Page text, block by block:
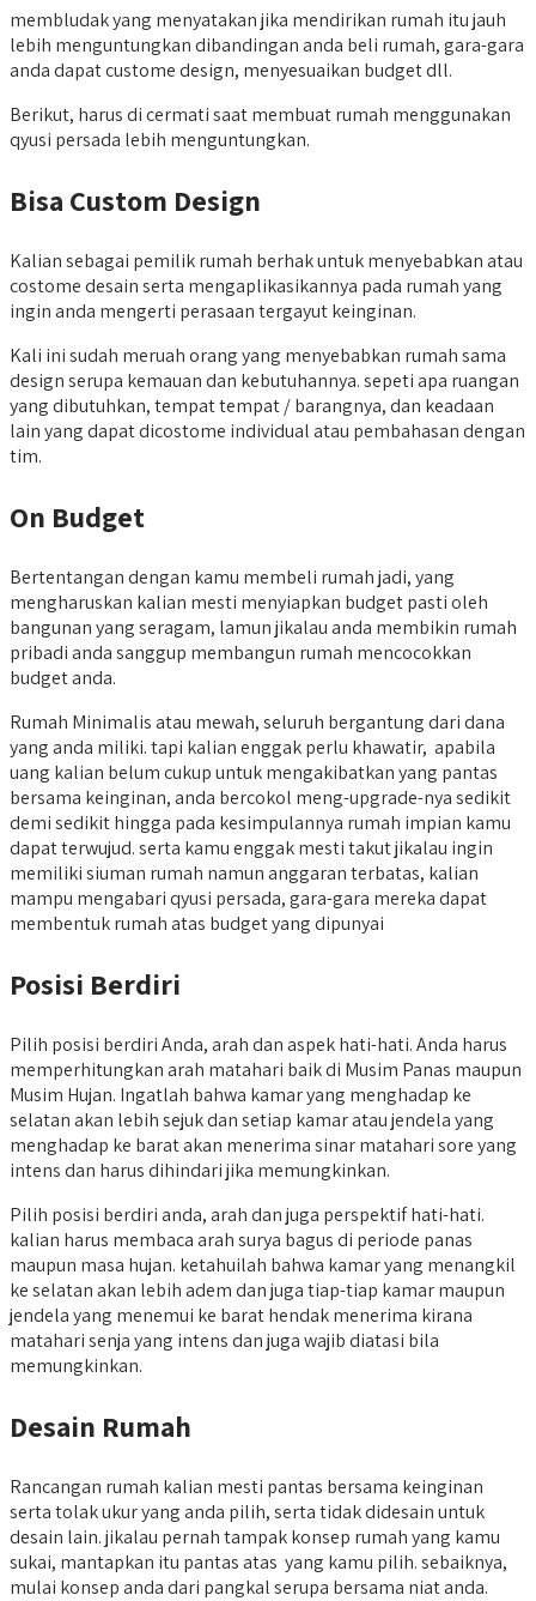
membludak yang menyatakan jika mendirikan rumah itu jauh
lebih menguntungkan dibandingan anda beli rumah, gara-gara
anda dapat custome design, menyesuaikan budget dll.
Berikut, harus di cermati saat membuat rumah menggunakan
qyusi persada lebih menguntungkan.
Bisa Custom Design
Kalian sebagai pemilik rumah berhak untuk menyebabkan atau
costome desain serta mengaplikasikannya pada rumah yang
ingin anda mengerti perasaan tergayut keinginan.
Kali ini sudah meruah orang yang menyebabkan rumah sama
design serupa kemauan dan kebutuhannya. sepeti apa ruangan
yang dibutuhkan, tempat tempat / barangnya, dan keadaan
lain yang dapat dicostome individual atau pembahasan dengan
tim.
On Budget
Bertentangan dengan kamu membeli rumah jadi, yang
mengharuskan kalian mesti menyiapkan budget pasti oleh
bangunan yang seragam, lamun jikalau anda membikin rumah
pribadi anda sanggup membangun rumah mencocokkan
budget anda.
Rumah Minimalis atau mewah, seluruh bergantung dari dana
yang anda miliki. tapi kalian enggak perlu khawatir, apabila
uang kalian belum cukup untuk mengakibatkan yang pantas
bersama keinginan, anda bercokol meng-upgrade-nya sedikit
demi sedikit hingga pada kesimpulannya rumah impian kamu
dapat terwujud. serta kamu enggak mesti takut jikalau ingin
memiliki siuman rumah namun anggaran terbatas, kalian
mampu mengabari qyusi persada, gara-gara mereka dapat
membentuk rumah atas budget yang dipunyai
Posisi Berdiri
Pilih posisi berdiri Anda, arah dan aspek hati-hati. Anda harus
memperhitungkan arah matahari baik di Musim Panas maupun
Musim Hujan. Ingatlah bahwa kamar yang menghadap ke
selatan akan lebih sejuk dan setiap kamar atau jendela yang
menghadap ke barat akan menerima sinar matahari sore yang
intens dan harus dihindari jika memungkinkan.
Pilih posisi berdiri anda, arah dan juga perspektif hati-hati.
kalian harus membaca arah surya bagus di periode panas
maupun masa hujan. ketahuilah bahwa kamar yang menangkil
ke selatan akan lebih adem dan juga tiap-tiap kamar maupun
jendela yang menemui ke barat hendak menerima kirana
matahari senja yang intens dan juga wajib diatasi bila
memungkinkan.
Desain Rumah
Rancangan rumah kalian mesti pantas bersama keinginan
serta tolak ukur yang anda pilih, serta tidak didesain untuk
desain lain. jikalau pernah tampak konsep rumah yang kamu
sukai, mantapkan itu pantas atas yang kamu pilih. sebaiknya,
mulai konsep anda dari pangkal serupa bersama niat anda.